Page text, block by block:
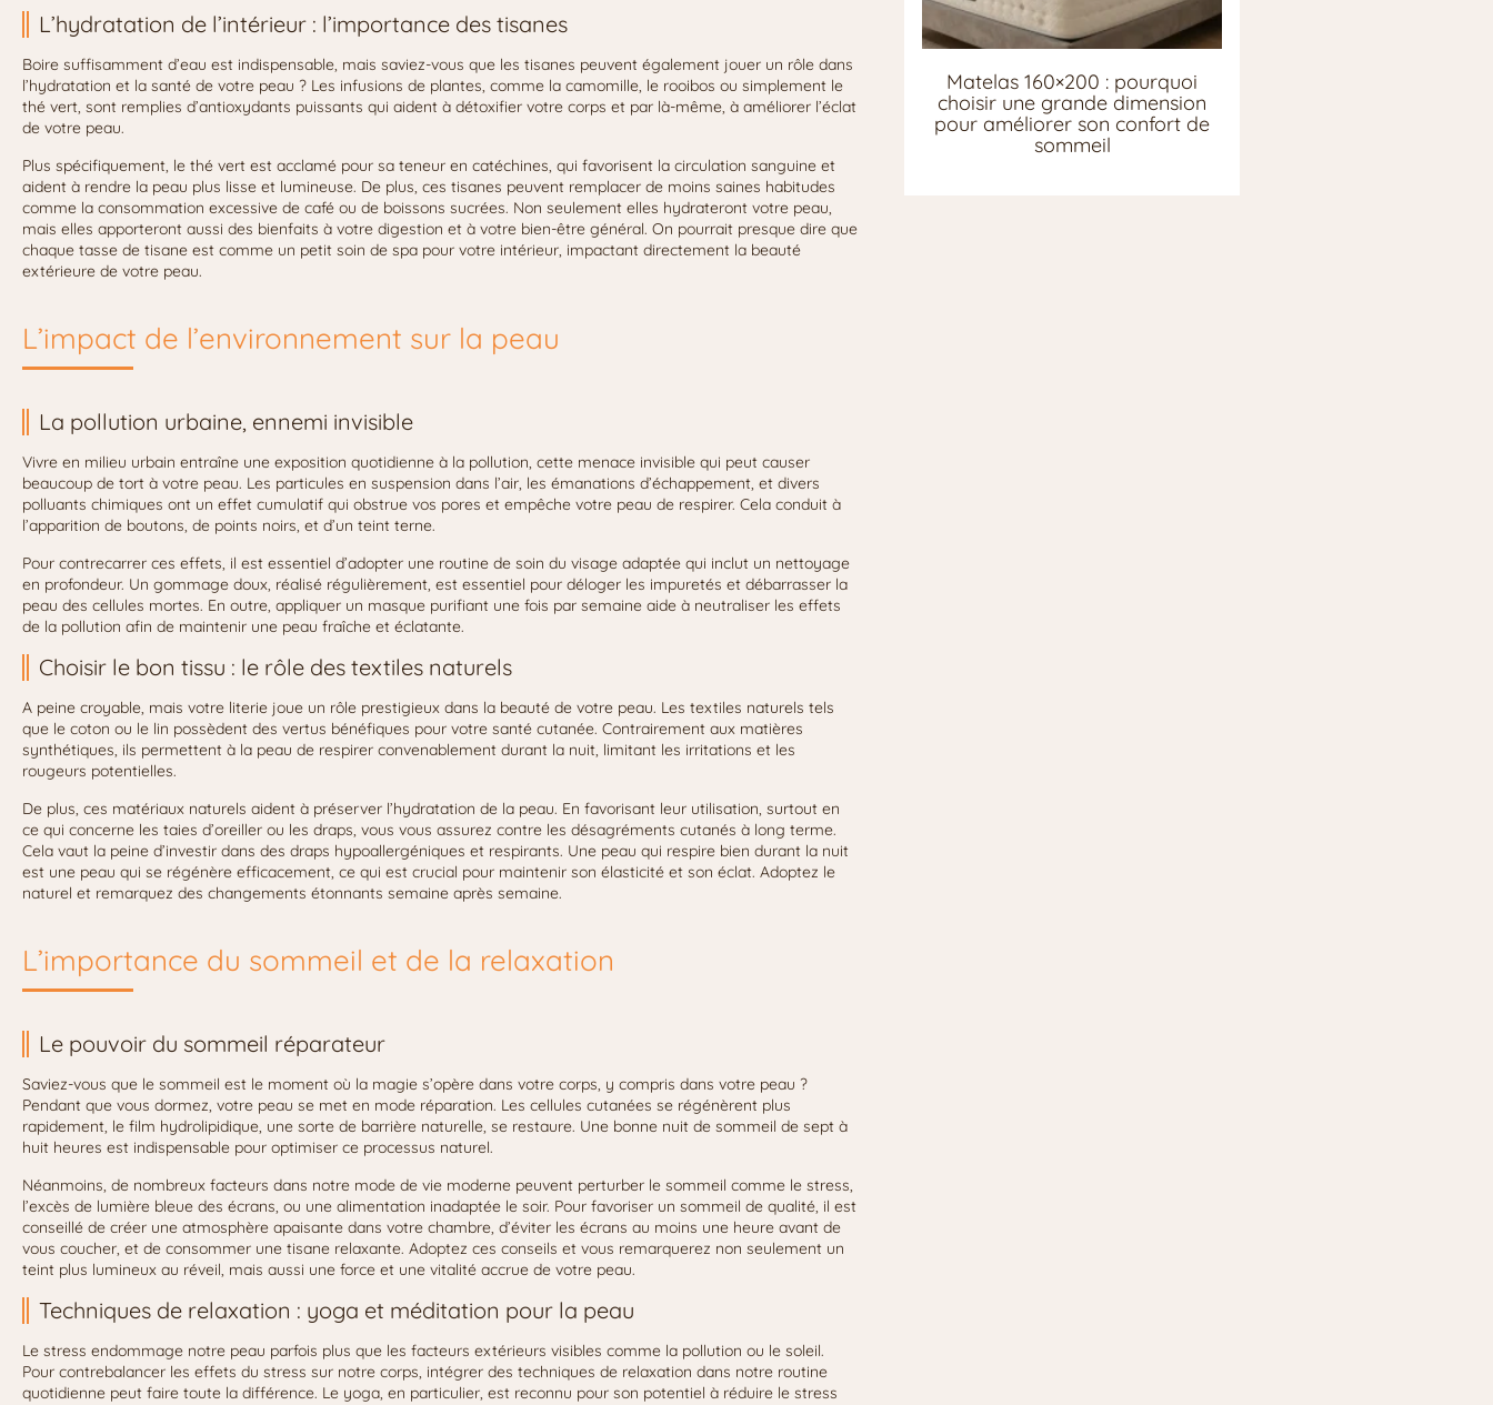
L’hydratation de l’intérieur : l’importance des tisanes
Boire suffisamment d’eau est indispensable, mais saviez-vous que les tisanes peuvent également jouer un rôle dans
l’hydratation et la santé de votre peau ? Les infusions de plantes, comme la camomille, le rooibos ou simplement le
thé vert, sont remplies d’antioxydants puissants qui aident à détoxifier votre corps et par là-même, à améliorer l’éclat
de votre peau.
Plus spécifiquement, le thé vert est acclamé pour sa teneur en catéchines, qui favorisent la circulation sanguine et
aident à rendre la peau plus lisse et lumineuse. De plus, ces tisanes peuvent remplacer de moins saines habitudes
comme la consommation excessive de café ou de boissons sucrées. Non seulement elles hydrateront votre peau,
mais elles apporteront aussi des bienfaits à votre digestion et à votre bien-être général. On pourrait presque dire que
chaque tasse de tisane est comme un petit soin de spa pour votre intérieur, impactant directement la beauté
extérieure de votre peau.
L’impact de l’environnement sur la peau
La pollution urbaine, ennemi invisible
Vivre en milieu urbain entraîne une exposition quotidienne à la pollution, cette menace invisible qui peut causer
beaucoup de tort à votre peau. Les particules en suspension dans l’air, les émanations d’échappement, et divers
polluants chimiques ont un effet cumulatif qui obstrue vos pores et empêche votre peau de respirer. Cela conduit à
l’apparition de boutons, de points noirs, et d’un teint terne.
Pour contrecarrer ces effets, il est essentiel d’adopter une routine de soin du visage adaptée qui inclut un nettoyage
en profondeur. Un gommage doux, réalisé régulièrement, est essentiel pour déloger les impuretés et débarrasser la
peau des cellules mortes. En outre, appliquer un masque purifiant une fois par semaine aide à neutraliser les effets
de la pollution afin de maintenir une peau fraîche et éclatante.
Choisir le bon tissu : le rôle des textiles naturels
A peine croyable, mais votre literie joue un rôle prestigieux dans la beauté de votre peau. Les textiles naturels tels
que le coton ou le lin possèdent des vertus bénéfiques pour votre santé cutanée. Contrairement aux matières
synthétiques, ils permettent à la peau de respirer convenablement durant la nuit, limitant les irritations et les
rougeurs potentielles.
De plus, ces matériaux naturels aident à préserver l’hydratation de la peau. En favorisant leur utilisation, surtout en
ce qui concerne les taies d’oreiller ou les draps, vous vous assurez contre les désagréments cutanés à long terme.
Cela vaut la peine d’investir dans des draps hypoallergéniques et respirants. Une peau qui respire bien durant la nuit
est une peau qui se régénère efficacement, ce qui est crucial pour maintenir son élasticité et son éclat. Adoptez le
naturel et remarquez des changements étonnants semaine après semaine.
L’importance du sommeil et de la relaxation
Le pouvoir du sommeil réparateur
Saviez-vous que le sommeil est le moment où la magie s’opère dans votre corps, y compris dans votre peau ?
Pendant que vous dormez, votre peau se met en mode réparation. Les cellules cutanées se régénèrent plus
rapidement, le film hydrolipidique, une sorte de barrière naturelle, se restaure. Une bonne nuit de sommeil de sept à
huit heures est indispensable pour optimiser ce processus naturel.
Néanmoins, de nombreux facteurs dans notre mode de vie moderne peuvent perturber le sommeil comme le stress,
l’excès de lumière bleue des écrans, ou une alimentation inadaptée le soir. Pour favoriser un sommeil de qualité, il est
conseillé de créer une atmosphère apaisante dans votre chambre, d’éviter les écrans au moins une heure avant de
vous coucher, et de consommer une tisane relaxante. Adoptez ces conseils et vous remarquerez non seulement un
teint plus lumineux au réveil, mais aussi une force et une vitalité accrue de votre peau.
Techniques de relaxation : yoga et méditation pour la peau
Le stress endommage notre peau parfois plus que les facteurs extérieurs visibles comme la pollution ou le soleil.
Pour contrebalancer les effets du stress sur notre corps, intégrer des techniques de relaxation dans notre routine
quotidienne peut faire toute la différence. Le yoga, en particulier, est reconnu pour son potentiel à réduire le stress
Matelas 160×200 : pourquoi
choisir une grande dimension
pour améliorer son confort de
sommeil